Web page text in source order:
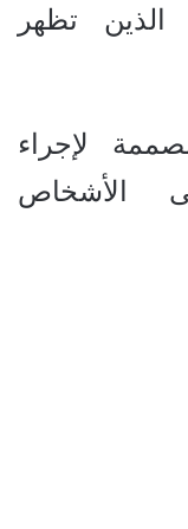
تظهر
لإجراء
الأشخاص